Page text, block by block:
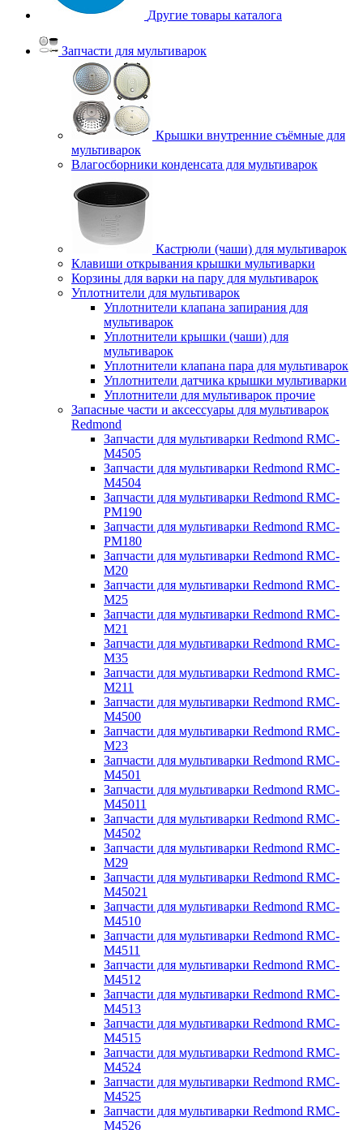
Другие товары каталога
Запчасти для мультиварок
Крышки внутренние съёмные для
мультиварок
Влагосборники конденсата для мультиварок
Кастрюли (чаши) для мультиварок
Клавиши открывания крышки мультиварки
Корзины для варки на пару для мультиварок
Уплотнители для мультиварок
Уплотнители клапана запирания для
мультиварок
Уплотнители крышки (чаши) для
мультиварок
Уплотнители клапана пара для мультиварок
Уплотнители датчика крышки мультиварки
Уплотнители для мультиварок прочие
Запасные части и аксессуары для мультиварок
Redmond
Запчасти для мультиварки Redmond RMC-
M4505
Запчасти для мультиварки Redmond RMC-
M4504
Запчасти для мультиварки Redmond RMC-
PM190
Запчасти для мультиварки Redmond RMC-
PM180
Запчасти для мультиварки Redmond RMC-
M20
Запчасти для мультиварки Redmond RMC-
M25
Запчасти для мультиварки Redmond RMC-
M21
Запчасти для мультиварки Redmond RMC-
M35
Запчасти для мультиварки Redmond RMC-
M211
Запчасти для мультиварки Redmond RMC-
M4500
Запчасти для мультиварки Redmond RMC-
M23
Запчасти для мультиварки Redmond RMC-
M4501
Запчасти для мультиварки Redmond RMC-
M45011
Запчасти для мультиварки Redmond RMC-
M4502
Запчасти для мультиварки Redmond RMC-
M29
Запчасти для мультиварки Redmond RMC-
M45021
Запчасти для мультиварки Redmond RMC-
M4510
Запчасти для мультиварки Redmond RMC-
M4511
Запчасти для мультиварки Redmond RMC-
M4512
Запчасти для мультиварки Redmond RMC-
M4513
Запчасти для мультиварки Redmond RMC-
M4515
Запчасти для мультиварки Redmond RMC-
M4524
Запчасти для мультиварки Redmond RMC-
M4525
Запчасти для мультиварки Redmond RMC-
M4526